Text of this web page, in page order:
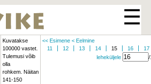
☰
Kuvatakse
100000 vastet.
Tulemusi võib
olla
rohkem. Näitan
141-150
<< Esimene < Eelmine
11
12 13 14 15 16
17
leheküljele
/